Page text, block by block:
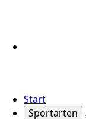
Start
Sportarten